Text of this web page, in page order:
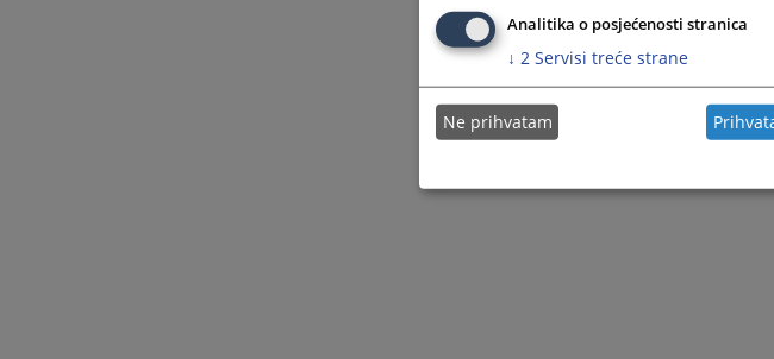
Analitika o posjećenosti stranica
↓ 2 Servisi treće strane
Ne prihvatam